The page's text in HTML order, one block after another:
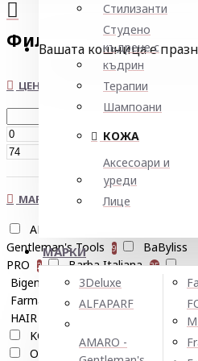
Стилизанти
Студено
къдрене с
къдрин
Терапии
Шампоани
КОЖА
Аксесоари и
уреди
Лице
МАРКИ
3Deluxe
ALFAPARF
AMARO -
Вашата кошница е
Филтър Нулирай
ЦЕНА
МАРКИ
ALFAPARF
Gentleman's Tools
9
BaByliss
PRO
2 Barba Italiana 35
Bigen FARCOM
FarmaVita Framesi
HAIR COMPANY Insight
KOSIMETIK GENTLEMEN
OWAY Roverhair